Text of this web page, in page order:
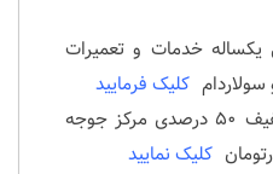
یکساله خدمات و تعمیرات
سولاردام کلیک فرمایید
جهت دریافت بن تخفیف ۵۰ درصدی مرکز جوجه
کلیک نمایید